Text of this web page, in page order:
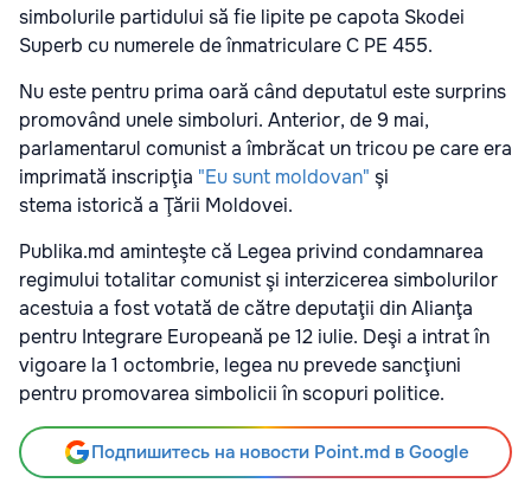
simbolurile partidului să fie lipite pe capota Skodei
Superb cu numerele de înmatriculare C PE 455.
Nu este pentru prima oară când deputatul este surprins
promovând unele simboluri. Anterior, de 9 mai,
parlamentarul comunist a îmbrăcat un tricou pe care era
imprimată inscripţia "Eu sunt moldovan" şi
stema istorică a Ţării Moldovei.
Publika.md aminteşte că Legea privind condamnarea
regimului totalitar comunist şi interzicerea simbolurilor
acestuia a fost votată de către deputaţii din Alianţa
pentru Integrare Europeană pe 12 iulie. Deşi a intrat în
vigoare la 1 octombrie, legea nu prevede sancţiuni
pentru promovarea simbolicii în scopuri politice.
Подпишитесь на новости Point.md в Google